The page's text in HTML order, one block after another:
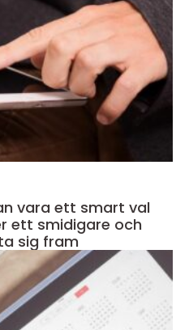
vara ett smart val
ett smidigare och
sig fram